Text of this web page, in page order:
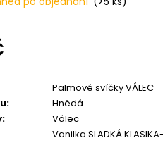
Palmové svíčky VÁLEC
:
Hnědá
:
Válec
Vanilka SLADKÁ
PŘÍRODNÍ VONNÁ SVÍČKA
VANILKA
99 Kč